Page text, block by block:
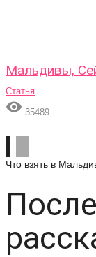
Мальдивы,
Статья
 35489
Что взять в